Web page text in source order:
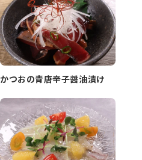
かつおの青唐辛子醤油漬け